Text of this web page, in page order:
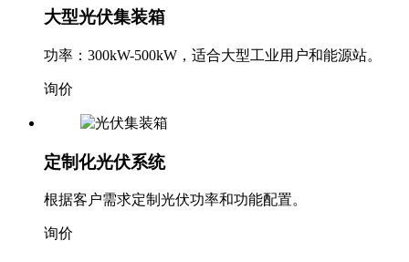
大型光伏集装箱
功率：300kW-500kW，适合大型工业用户和能源站。
询价
定制化光伏系统
根据客户需求定制光伏功率和功能配置。
询价